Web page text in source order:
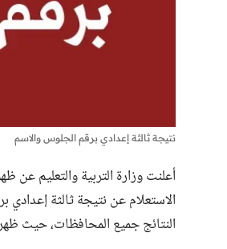
نتيجة ثالثة إعدادي برقم الجلوس والاسم
الاستعلام عن نتيجة ثالثة إعدادي
النتائج جميع المحافظات، حيث